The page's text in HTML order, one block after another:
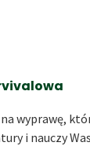
wyprawę,
i nauczy